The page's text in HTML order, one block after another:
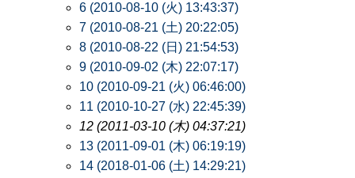
6 (2010-08-10 (火) 13:43:37)
7 (2010-08-21 (土) 20:22:05)
8 (2010-08-22 (日) 21:54:53)
9 (2010-09-02 (木) 22:07:17)
10 (2010-09-21 (火) 06:46:00)
11 (2010-10-27 (水) 22:45:39)
12 (2011-03-10 (木) 04:37:21)
13 (2011-09-01 (木) 06:19:19)
14 (2018-01-06 (土) 14:29:21)